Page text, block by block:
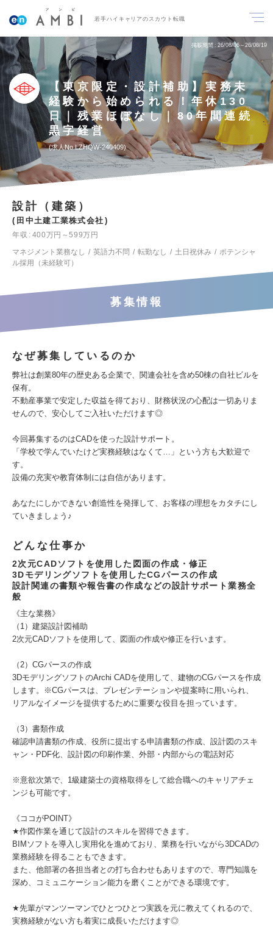
若手ハイキャリアのスカウト転職
掲載期間 26/08/06～26/08/19
【東京限定・設計補助】実務未
経験から始められる！年休130
日｜残業ほぼなし｜80年間連続
黒字経営
求人No.LZHQW-240409
設計（建築）
田中土建工業株式会社
年収
400万円～599万円
マネジメント業務なし
英語力不問 転勤なし 土日祝休み
ポテンシャ
ル採用（未経験可）
募集情報
なぜ募集しているのか
弊社は創業80年の歴史ある企業で、関連会社を含め50棟の自社ビルを
保有。
不動産事業で安定した収益を得ており、財務状況の心配は一切ありま
せんので、安心してご入社いただけます◎
今回募集するのはCADを使った設計サポート。
「学校で学んでいたけど実務経験はなくて…」という方も大歓迎で
す。
設備の充実や教育体制には自信があります。
あなたにしかできない創造性を発揮して、お客様の理想をカタチにし
ていきましょう♪
どんな仕事か
2次元CADソフトを使用した図面の作成・修正
3Dモデリングソフトを使用したCGパースの作成
設計関連の書類や報告書の作成などの設計サポート業務全
般
《主な業務》
（1）建築設計図補助
2次元CADソフトを使用して、図面の作成や修正を行います。
（2）CGパースの作成
3DモデリングソフトのArchi CADを使用して、建物のCGパースを作成
します。※CGパースは、プレゼンテーションや提案時に用いられ、
リアルなイメージを提供するために重要な役目を担っています。
（3）書類作成
確認申請書類の作成、役所に提出する申請書類の作成、設計図のスキ
ャン・PDF化、設計図の印刷作業、外部・内部からの電話対応
※意欲次第で、1級建築士の資格取得をして総合職へのキャリアチェ
ンジも可能です。
《ココがPOINT》
★作図作業を通じて設計のスキルを習得できます。
BIMソフトを導入し実用化を進めており、業務を行いながら3DCADの
業務経験を得ることもできます。
また、他部署の各担当者との打ち合わせもありますので、専門知識を
深め、コミュニケーション能力を磨くことができる環境です。
★先輩がマンツーマンでひとつひとつ実践を元に教えてくれるので、
実務経験がない方も着実に成長いただけます◎